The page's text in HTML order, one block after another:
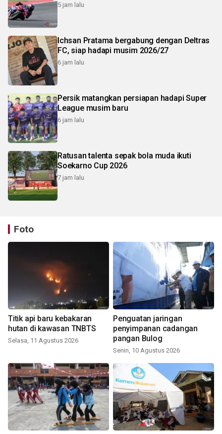
5 jam lalu
Ichsan Pratama bergabung dengan Deltras
FC, siap hadapi musim 2026/27
6 jam lalu
Persik matangkan persiapan hadapi Super
League musim baru
6 jam lalu
Ratusan talenta sepak bola muda ikuti
Soekarno Cup 2026
7 jam lalu
Foto
Titik api baru kebakaran
hutan di kawasan TNBTS
Selasa, 11 Agustus 2026
Penguatan jaringan
penyimpanan cadangan
pangan Bulog
Senin, 10 Agustus 2026